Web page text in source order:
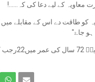
کے لیے دعا کی کہ......!
کو طاقت دے اس کے مقابلے
ہو جاۓ"
پاۓ۔